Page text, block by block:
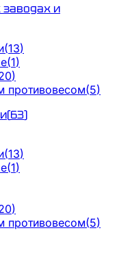
заводах и
(13)
(1)
)
противовесом(5)
(63)
(13)
(1)
)
противовесом(5)